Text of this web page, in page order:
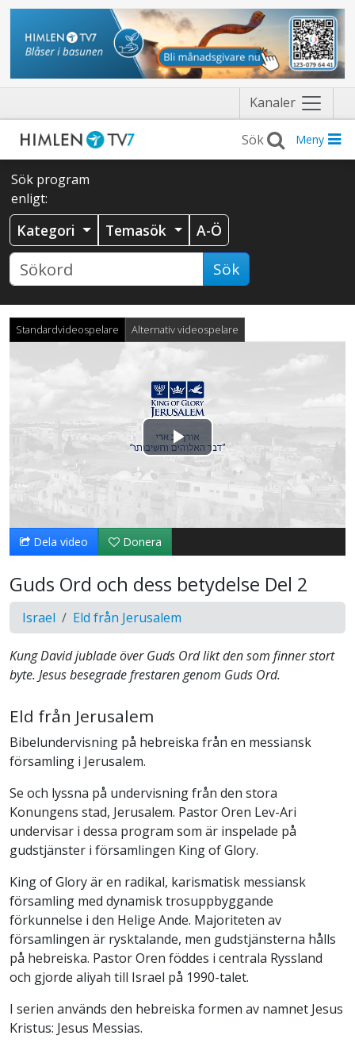
Kanaler Näytä
valikko
Meny
Sök program
enligt:
Kategori Temasök A-Ö
Sök
Standardvideospelare Alternativ videospelare
Spela
upp
video
Dela video Donera
Guds Ord och dess betydelse Del 2
Israel Eld från Jerusalem
Kung David jublade över Guds Ord likt den som finner stort
byte. Jesus besegrade frestaren genom Guds Ord.
Eld från Jerusalem
Bibelundervisning på hebreiska från en messiansk
församling i Jerusalem.
Se och lyssna på undervisning från den stora
Konungens stad, Jerusalem. Pastor Oren Lev-Ari
undervisar i dessa program som är inspelade på
gudstjänster i församlingen King of Glory.
King of Glory är en radikal, karismatisk messiansk
församling med dynamisk trosuppbyggande
förkunnelse i den Helige Ande. Majoriteten av
församlingen är rysktalande, men gudstjänsterna hålls
på hebreiska. Pastor Oren föddes i centrala Ryssland
och gjorde aliyah till Israel på 1990-talet.
I serien används den hebreiska formen av namnet Jesus
Kristus: Jesus Messias.